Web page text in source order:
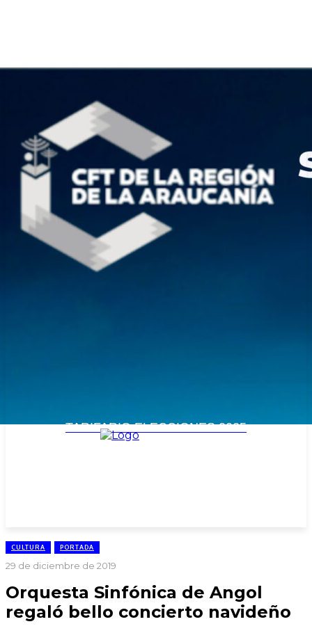
TARIFARIO ELECCIONES 2025
CULTURA PORTADA
29 de diciembre de 2019
Orquesta Sinfónica de Angol
regaló bello concierto navideño